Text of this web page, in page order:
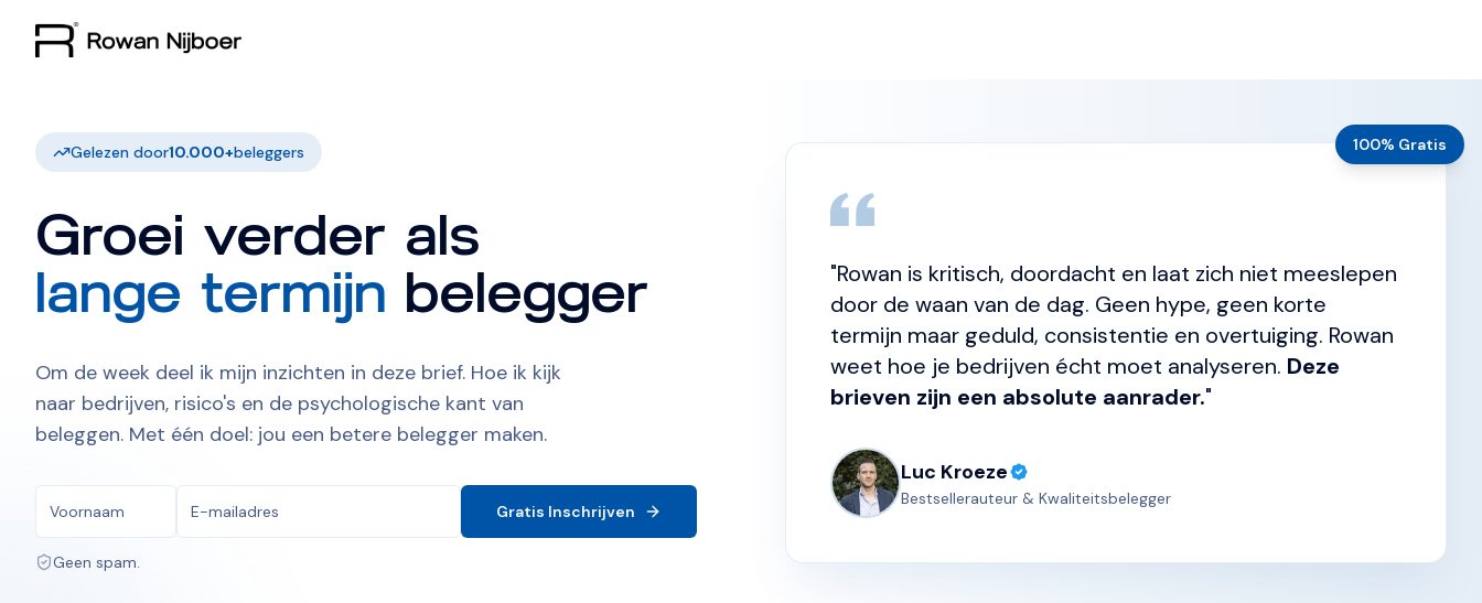
Gelezen door10.000+beleggers
Groei verder als
lange termijn belegger
Om de week deel ik mijn inzichten in deze brief. Hoe ik kijk
naar bedrijven, risico's en de psychologische kant van
beleggen. Met één doel: jou een betere belegger maken.
Gratis Inschrijven
Geen spam.
"Rowan is kritisch, doordacht en laat zich niet meeslepen
door de waan van de dag. Geen hype, geen korte
termijn maar geduld, consistentie en overtuiging. Rowan
weet hoe je bedrijven écht moet analyseren. Deze
brieven zijn een absolute aanrader."
Luc Kroeze
Bestsellerauteur & Kwaliteitsbelegger
100% Gratis